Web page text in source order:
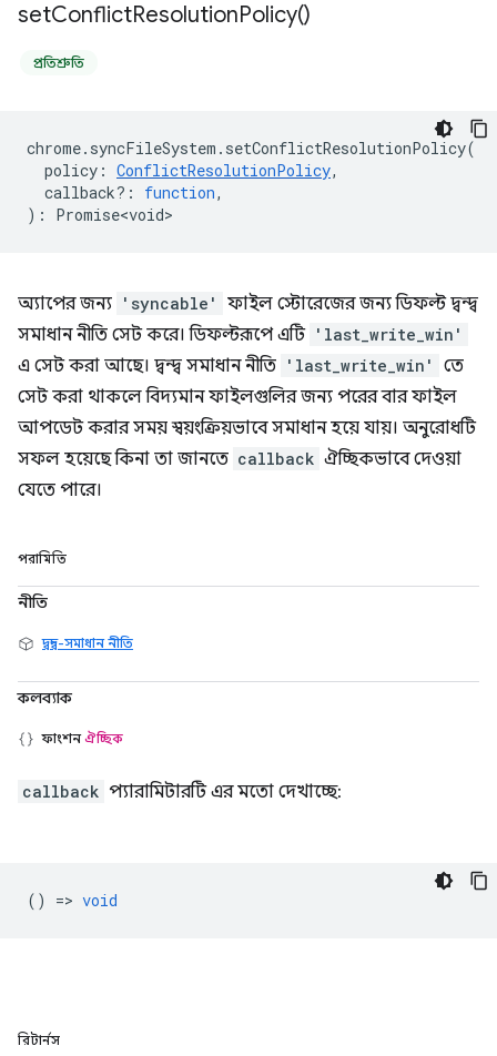
setConflictResolutionPolicy()
প্রতিশ্রুতি
chrome. syncFileSystem . setConflictResolutionPolicy(
policy : ConflictResolutionPolicy,
callback? : function,
) : Promise<void>
অ্যাপের জন্য 'syncable'
ফাইল স্টোরেজের জন্য ডিফল্ট দ্বন্দ্ব
সমাধান নীতি সেট করে। ডিফল্টরূপে এটি 'last_write_win'
এ সেট করা আছে। দ্বন্দ্ব সমাধান নীতি 'last_write_win'
তে
সেট করা থাকলে বিদ্যমান ফাইলগুলির জন্য পরের বার ফাইল
আপডেট করার সময় স্বয়ংক্রিয়ভাবে সমাধান হয়ে যায়। অনুরোধটি
সফল হয়েছে কিনা তা জানতে callback ঐচ্ছিকভাবে দেওয়া
যেতে পারে।
পরামিতি
নীতি
দ্বন্দ্ব-সমাধান নীতি
কলব্যাক
ফাংশনঐচ্ছিক
callback প্যারামিটারটি এর মতো দেখাচ্ছে:
() => void
রিটার্নস